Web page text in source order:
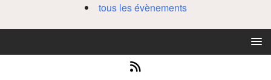
tous les évènements